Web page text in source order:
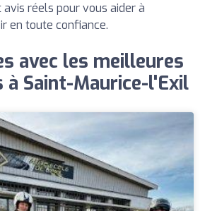
réels pour vous aider à
en toute confiance.
avec les meilleures
à Saint-Maurice-l'Exil